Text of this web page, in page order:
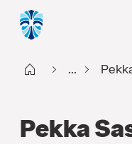
Start ...
Pekka